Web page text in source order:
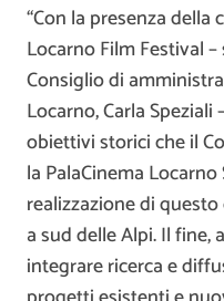
“Con la presenza
Locarno Film Festival
Consiglio di
Locarno, Carla
obiettivi storici che il
la PalaCinema
realizzazione di
a sud delle Alpi. Il fine,
integrare ricerca e